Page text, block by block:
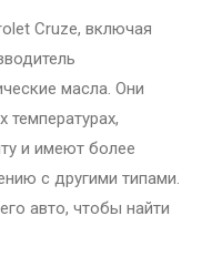
Cruze, включая
масла. Они
и имеют более
с другими типами.
авто, чтобы найти